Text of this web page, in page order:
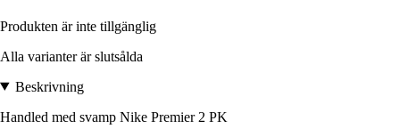
Produkten är inte tillgänglig
Alla varianter är slutsålda
Beskrivning
Handled med svamp Nike Premier 2 PK